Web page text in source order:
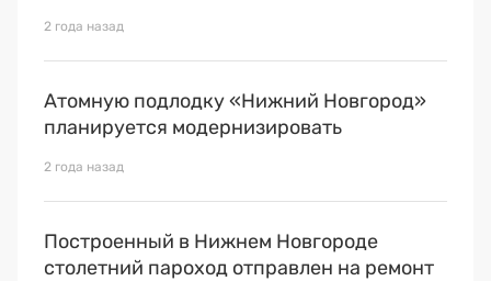
2 года назад
Атомную подлодку «Нижний Новгород»
планируется модернизировать
2 года назад
Построенный в Нижнем Новгороде
столетний пароход отправлен на ремонт